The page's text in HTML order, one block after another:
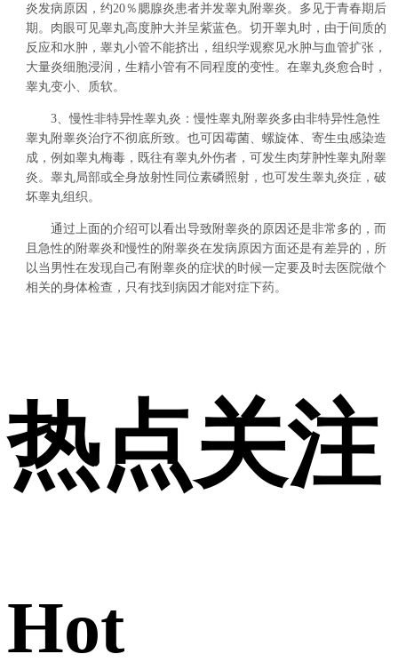
炎发病原因，约20％腮腺炎患者并发睾丸附睾炎。多见于青春期后
期。肉眼可见睾丸高度肿大并呈紫蓝色。切开睾丸时，由于间质的
反应和水肿，睾丸小管不能挤出，组织学观察见水肿与血管扩张，
大量炎细胞浸润，生精小管有不同程度的变性。在睾丸炎愈合时，
睾丸变小、质软。
3、慢性非特异性睾丸炎：慢性睾丸附睾炎多由非特异性急性
睾丸附睾炎治疗不彻底所致。也可因霉菌、螺旋体、寄生虫感染造
成，例如睾丸梅毒，既往有睾丸外伤者，可发生肉芽肿性睾丸附睾
炎。睾丸局部或全身放射性同位素磷照射，也可发生睾丸炎症，破
坏睾丸组织。
通过上面的介绍可以看出导致附睾炎的原因还是非常多的，而
且急性的附睾炎和慢性的附睾炎在发病原因方面还是有差异的，所
以当男性在发现自己有附睾炎的症状的时候一定要及时去医院做个
相关的身体检查，只有找到病因才能对症下药。
热点关注
Hot